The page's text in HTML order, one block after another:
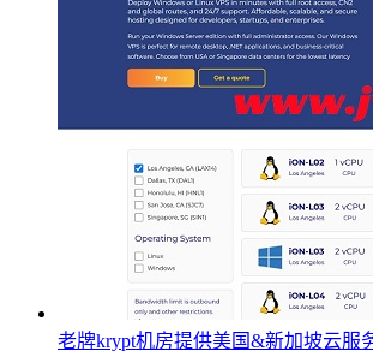
老牌krypt机房提供美国&新加坡云服